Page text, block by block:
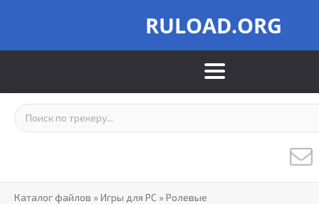
RULOAD.ORG
Каталог файлов »Игры для PC »Ролевые